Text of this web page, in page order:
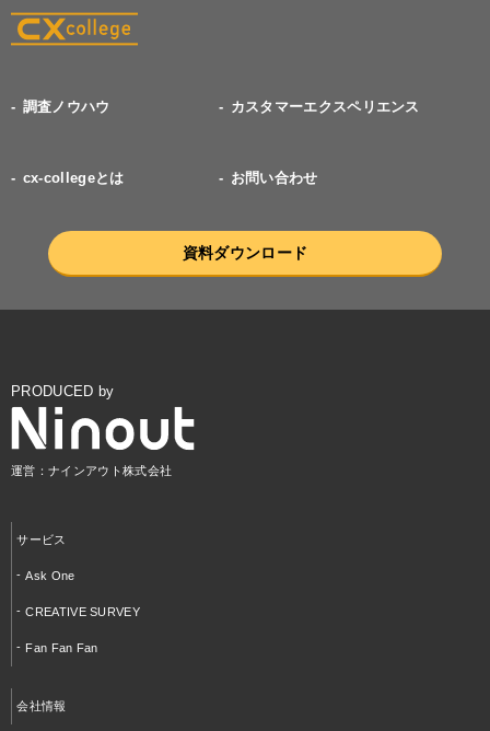
調査ノウハウ カスタマーエクスペリエンス
cx-collegeとは お問い合わせ
資料ダウンロード
PRODUCED by
運営：ナインアウト株式会社
サービス
Ask One
CREATIVE SURVEY
Fan Fan Fan
会社情報